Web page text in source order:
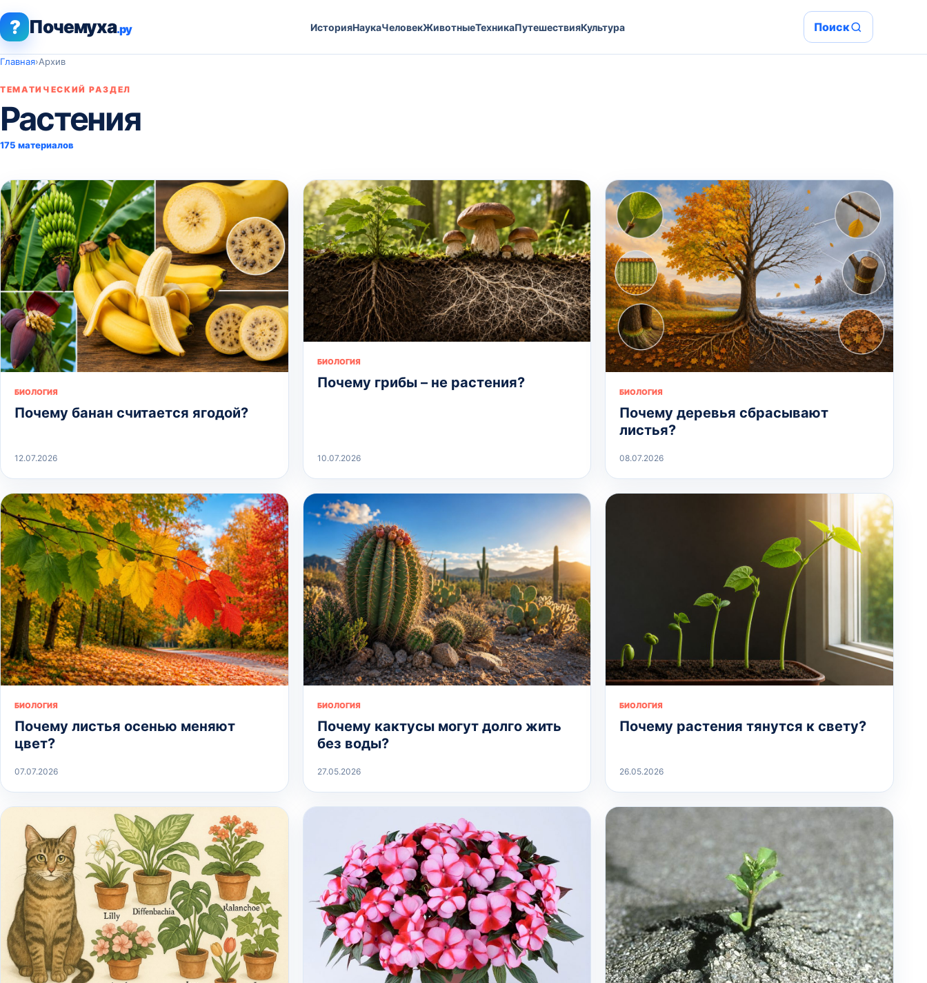
? Почемуха.ру ИсторияНаукаЧеловекЖивотныеТехникаПутешествияКультура Поиск
Главная›Архив
ТЕМАТИЧЕСКИЙ РАЗДЕЛ
Растения
175 материалов
БИОЛОГИЯ
Почему банан считается ягодой?
12.07.2026
БИОЛОГИЯ
Почему грибы – не растения?
10.07.2026
БИОЛОГИЯ
Почему деревья сбрасывают
листья?
08.07.2026
БИОЛОГИЯ
Почему листья осенью меняют
цвет?
07.07.2026
БИОЛОГИЯ
Почему кактусы могут долго жить
без воды?
27.05.2026
БИОЛОГИЯ
Почему растения тянутся к свету?
26.05.2026